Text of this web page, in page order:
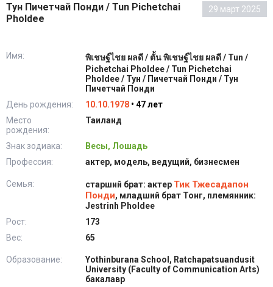
Тун Пичетчай Понди / Tun Pichetchai
Pholdee
29 март 2025
Имя:
พิเชษฐ์ไชย ผลดี / ตั้น พิเชษฐ์ไชย ผลดี / Tun /
Pichetchai Pholdee / Tun Pichetchai
Pholdee / Тун / Пичетчай Понди / Тун
Пичетчай Понди
День рождения:
10.10.1978 • 47 лет
Место
рождения:
Таиланд
Знак зодиака:
Весы, Лошадь
Профессия:
актер, модель, ведущий, бизнесмен
Семья: старший брат: актер Тик Тжесадапон
Понди, младший брат Тонг, племянник:
Jestrinh Pholdee
Рост:
173
Вес:
65
Образование:
Yothinburana School, Ratchapatsuandusit
University (Faculty of Communication Arts)
бакалавр